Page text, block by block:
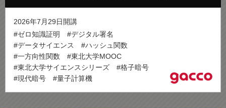
2026年7月29日開講
#ゼロ知識証明
#デジタル署名
#データサイエンス
#ハッシュ関数
#一方向性関数
#東北大学MOOC
#東北大学サイエンスシリーズ
#格子暗号
#現代暗号
#量子計算機